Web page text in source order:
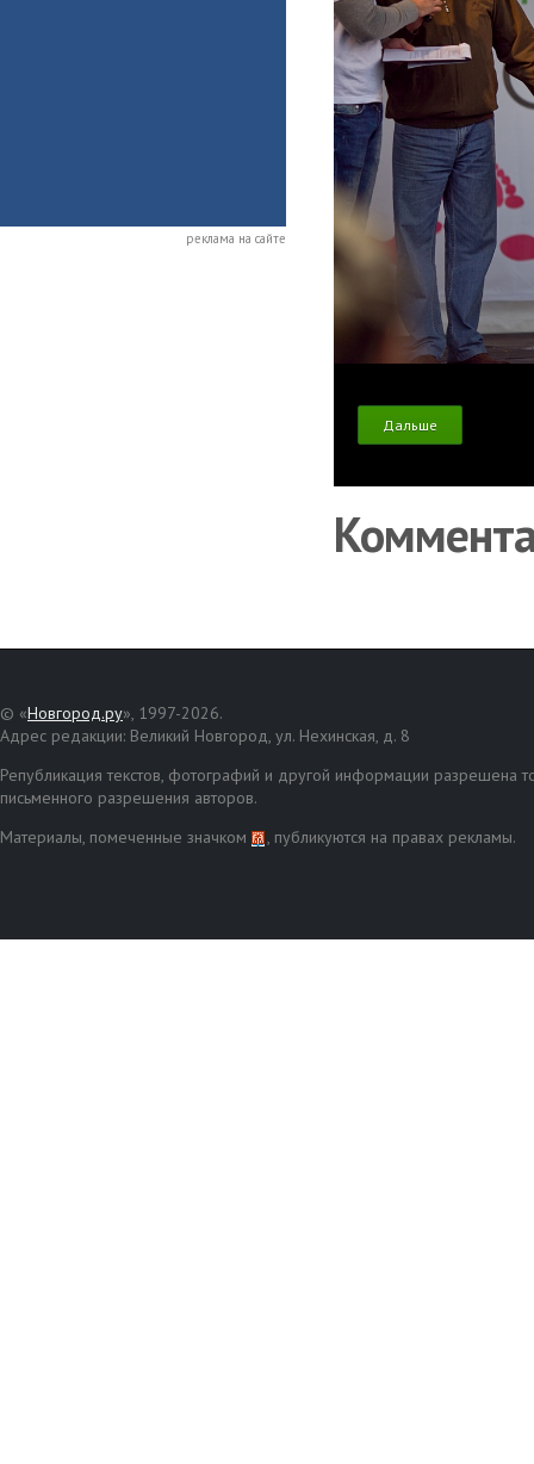
реклама на сайте
Дальше
© «Новгород.ру», 1997-2026.
Адрес редакции: Великий Новгород, ул. Нехинская, д. 8
Републикация текстов, фотографий и другой информации разрешена
письменного разрешения авторов.
Материалы, помеченные значком
, публикуются на правах рекламы.